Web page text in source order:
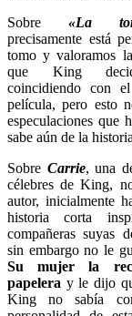
Sobre «La
precisamente está
tomo y valoramos
que King
coincidiendo con
película, pero esto
especulaciones que
sabe aún de la
Sobre Carrie, una
célebres de King,
autor, inicialmente
historia corta
compañeras suyas
sin embargo no le
Su mujer la
papelera y le dijo
King no sabía